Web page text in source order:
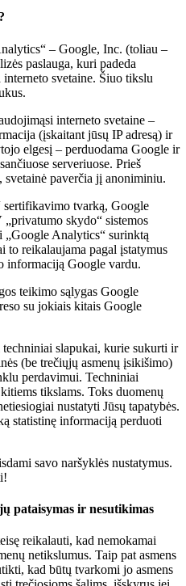
– Google, Inc. (toliau –
paslauga, kuri padeda
svetaine. Šiuo tikslu
interneto svetaine –
(įskaitant jūsų IP adresą) ir
elgesį – perduodama Google ir
serveriuose. Prieš
svetainė paverčia jį anoniminiu.
sertifikavimo tvarką, Google
skydo“ sistemos
Analytics“ surinktą
to reikalaujama pagal įstatymus
informaciją Google vardu.
teikimo sąlygas Google
su jokiais kitais Google
slapukai, kurie sukurti ir
(be trečiųjų asmenų įsikišimo)
perdavimui. Techniniai
tikslams. Toks duomenų
nustatyti Jūsų tapatybės.
statistinę informaciją perduoti
savo naršyklės nustatymus.
pataisymas ir nesutikimas
reikalauti, kad nemokamai
netikslumus. Taip pat asmens
kad būtų tvarkomi jo asmens